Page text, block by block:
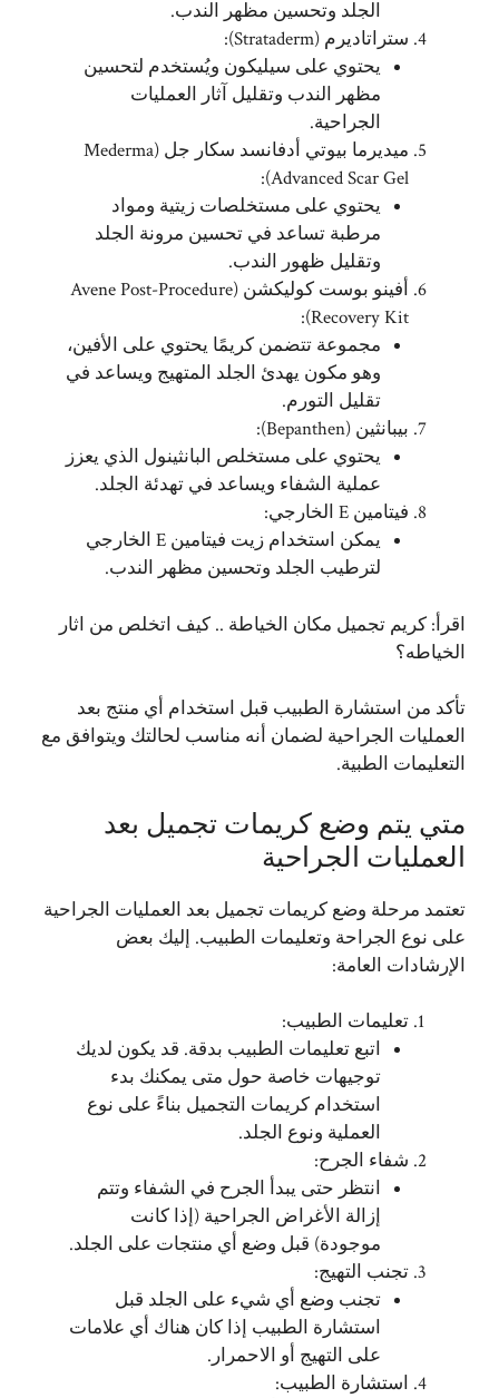
الجلد وتحسين مظهر الندب.
ستراتاديرم (Strataderm):
يحتوي على سيليكون ويُستخدم لتحسين
مظهر الندب وتقليل آثار العمليات
الجراحية.
ميديرما بيوتي أدفانسد سكار جل (Mederma
Advanced Scar Gel):
يحتوي على مستخلصات زيتية ومواد
مرطبة تساعد في تحسين مرونة الجلد
وتقليل ظهور الندب.
أفينو بوست كوليكشن (Avene Post-Procedure
Recovery Kit):
مجموعة تتضمن كريمًا يحتوي على الأفين،
وهو مكون يهدئ الجلد المتهيج ويساعد في
تقليل التورم.
بيبانثين (Bepanthen):
يحتوي على مستخلص البانثينول الذي يعزز
عملية الشفاء ويساعد في تهدئة الجلد.
فيتامين E الخارجي:
يمكن استخدام زيت فيتامين E الخارجي
لترطيب الجلد وتحسين مظهر الندب.
اقرأ: كريم تجميل مكان الخياطة .. كيف اتخلص من اثار
الخياطه؟
تأكد من استشارة الطبيب قبل استخدام أي منتج بعد
العمليات الجراحية لضمان أنه مناسب لحالتك ويتوافق مع
التعليمات الطبية.
متي يتم وضع كريمات تجميل بعد
العمليات الجراحية
تعتمد مرحلة وضع كريمات تجميل بعد العمليات الجراحية
على نوع الجراحة وتعليمات الطبيب. إليك بعض
الإرشادات العامة:
تعليمات الطبيب:
اتبع تعليمات الطبيب بدقة. قد يكون لديك
توجيهات خاصة حول متى يمكنك بدء
استخدام كريمات التجميل بناءً على نوع
العملية ونوع الجلد.
شفاء الجرح:
انتظر حتى يبدأ الجرح في الشفاء وتتم
إزالة الأغراض الجراحية (إذا كانت
موجودة) قبل وضع أي منتجات على الجلد.
تجنب التهيج:
تجنب وضع أي شيء على الجلد قبل
استشارة الطبيب إذا كان هناك أي علامات
على التهيج أو الاحمرار.
استشارة الطبيب: